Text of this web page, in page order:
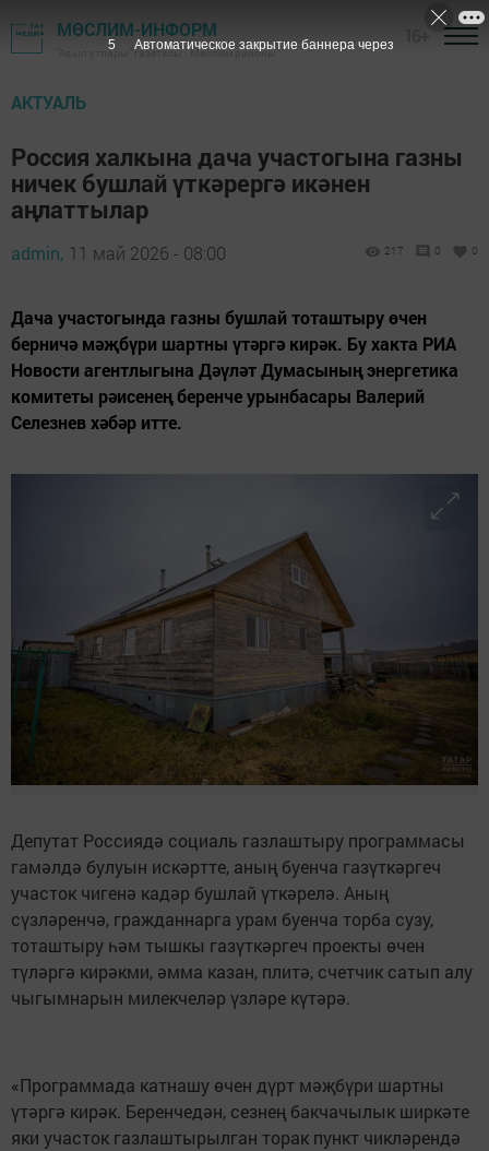
МӨСЛИМ-ИНФОРМ
"Авыл утлары" газетасы - Мөслим районы
АКТУАЛЬ
Россия халкына дача участогына газны
ничек бушлай үткәрергә икәнен
аңлаттылар
admin, 11 май 2026 - 08:00 217 0 0
Дача участогында газны бушлай тоташтыру өчен
берничә мәҗбүри шартны үтәргә кирәк. Бу хакта РИА
Новости агентлыгына Дәүләт Думасының энергетика
комитеты рәисенең беренче урынбасары Валерий
Селезнев хәбәр итте.
Депутат Россиядә социаль газлаштыру программасы
гамәлдә булуын искәртте, аның буенча газүткәргеч
участок чигенә кадәр бушлай үткәрелә. Аның
сүзләренчә, гражданнарга урам буенча торба сузу,
тоташтыру һәм тышкы газүткәргеч проекты өчен
түләргә кирәкми, әмма казан, плитә, счетчик сатып алу
чыгымнарын милекчеләр үзләре күтәрә.
«Программада катнашу өчен дүрт мәҗбүри шартны
үтәргә кирәк. Беренчедән, сезнең бакчачылык ширкәте
яки участок газлаштырылган торак пункт чикләрендә
3 Автоматическое закрытие баннера через